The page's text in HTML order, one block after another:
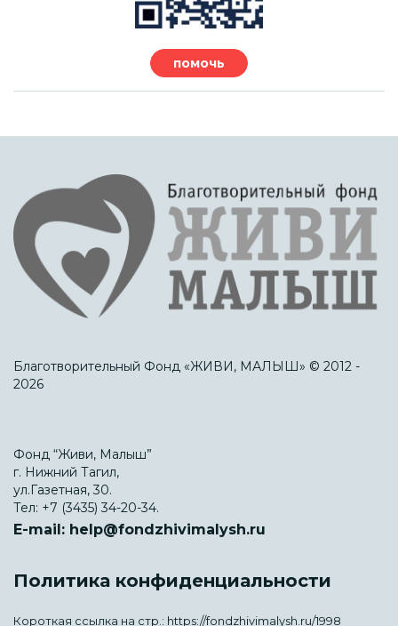
помочь
Благотворительный Фонд «ЖИВИ, МАЛЫШ» © 2012 -
2026
Фонд “Живи, Малыш”
г. Нижний Тагил,
ул.Газетная, 30.
Тел: +7 (3435) 34-20-34.
E-mail: help@fondzhivimalysh.ru
Политика конфиденциальности
Короткая ссылка на стр.: https://fondzhivimalysh.ru/1998